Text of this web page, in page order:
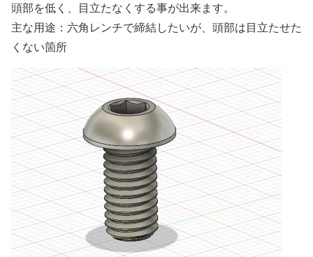
頭部を低く、目立たなくする事が出来ます。
主な用途：六角レンチで締結したいが、頭部は目立たせた
くない箇所